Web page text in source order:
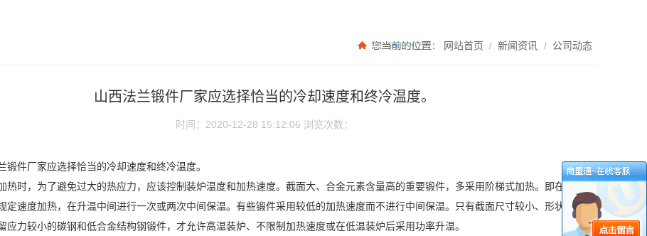
网站首页 / 新闻资讯 / 公司动态
山西法兰锻件厂家应选择恰当的冷却速度和终冷温度。
时间：2020-12-28 15:12:06 浏览次数：
锻件厂家应选择恰当的冷却速度和终冷温度。
热时，为了避免过大的热应力，应该控制装炉温度和加热速度。截面大、合金元素含量高的重要锻件，多采用阶梯式加热。即在但
定速度加热，在升温中间进行一次或两次中间保温。有些锻件采用较低的加热速度而不进行中间保温。只有截面尺寸较小、形状简
应力较小的碳钢和低合金结构钢锻件，才允许高温装炉、不限制加热速度或在低温装炉后采用功率升温。